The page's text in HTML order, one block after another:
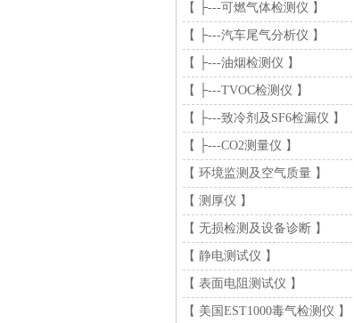
【 ├---可燃气体检测仪 】
【 ├---汽车尾气分析仪 】
【 ├---油烟检测仪 】
【 ├---TVOC检测仪 】
【 ├---致冷剂及SF6检漏仪 】
【 ├---CO2测量仪 】
【 环境监测及空气质量 】
【 测厚仪 】
【 无损检测及设备诊断 】
【 静电测试仪 】
【 表面电阻测试仪 】
【 美国EST1000毒气检测仪 】